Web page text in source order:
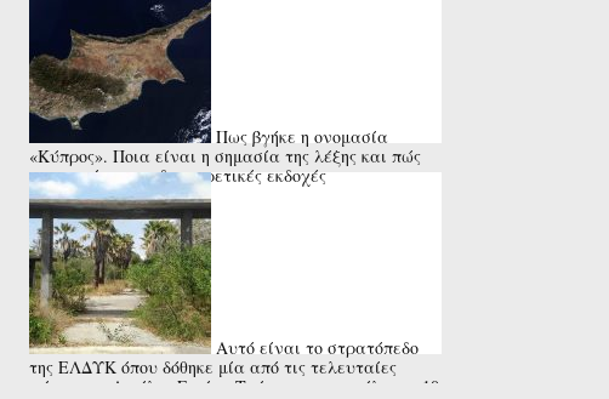
Πως βγήκε η ονομασία
«Κύπρος». Ποια είναι η σημασία της λέξης και πώς
συναντώνται οι διαφορετικές εκδοχές
Αυτό είναι το στρατόπεδο
της ΕΛΔΥΚ όπου δόθηκε μία από τις τελευταίες
μάχες του Αττίλα. Εκεί οι Τούρκοι αποκεφάλισαν 10